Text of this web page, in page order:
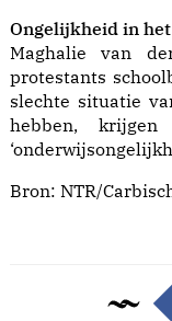
Ongelijkheid in
Maghalie van
protestants
slechte situatie
hebben,
Bron: NTR/